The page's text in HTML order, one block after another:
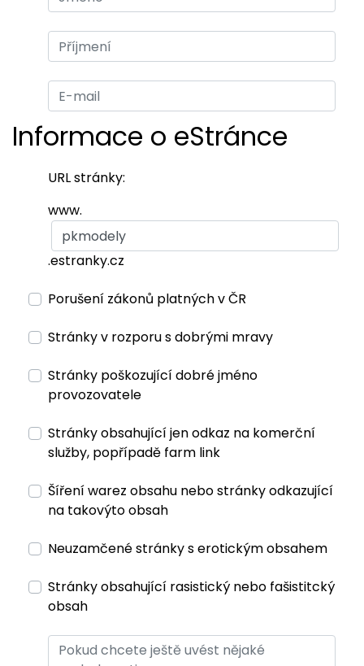
Informace o eStránce
URL stránky:
www.
.estranky.cz
Porušení zákonů platných v ČR
Stránky v rozporu s dobrými mravy
Stránky poškozující dobré jméno
provozovatele
Stránky obsahující jen odkaz na komerční
služby, popřípadě farm link
Šíření warez obsahu nebo stránky odkazující
na takovýto obsah
Neuzamčené stránky s erotickým obsahem
Stránky obsahující rasistický nebo fašistitcký
obsah